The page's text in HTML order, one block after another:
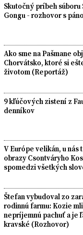
Skutočný príbeh súboru
Gongu - rozhovor s
Ako sme na Pašmane
Chorvátsko, ktoré si
životom (Reportáž)
9 kľúčových zistení z
denníkov
V Európe velikán, u nás
obrazy Csontváryho
spomedzi všetkých
Štefan vybudoval zo
rodinnú farmu: Kozie
nepríjemnú pachuť a je
kravské (Rozhovor)